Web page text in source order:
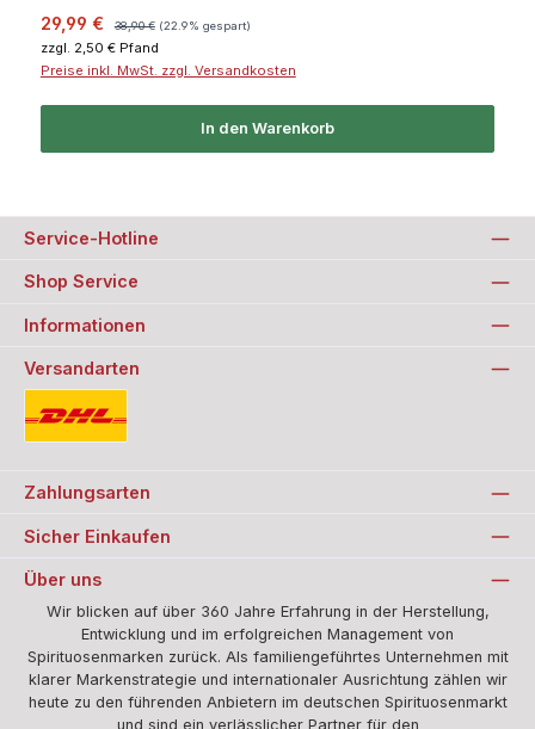
Verkaufspreis:
29,99 € 38,90 € (22.9% gespart)
zzgl. 2,50 € Pfand
Preise inkl. MwSt. zzgl. Versandkosten
In den Warenkorb
Service-Hotline
Shop Service
Informationen
Versandarten
Zahlungsarten
Sicher Einkaufen
Über uns
Wir blicken auf über 360 Jahre Erfahrung in der Herstellung,
Entwicklung und im erfolgreichen Management von
Spirituosenmarken zurück. Als familiengeführtes Unternehmen mit
klarer Markenstrategie und internationaler Ausrichtung zählen wir
heute zu den führenden Anbietern im deutschen Spirituosenmarkt
und sind ein verlässlicher Partner für den